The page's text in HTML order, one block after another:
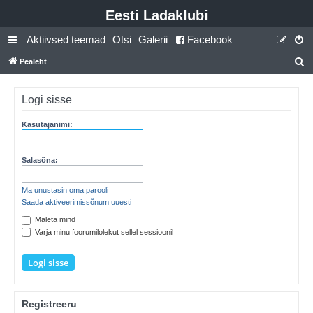
Eesti Ladaklubi
Aktiivsed teemad Otsi Galerii Facebook
Pealeht
t
Logi sisse
Kasutajanimi:
Salasõna:
Ma unustasin oma parooli
Saada aktiveerimissõnum uuesti
Mäleta mind
Varja minu foorumilolekut sellel sessioonil
Registreeru